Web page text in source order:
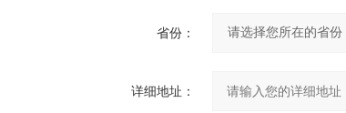
省份：
详细地址：